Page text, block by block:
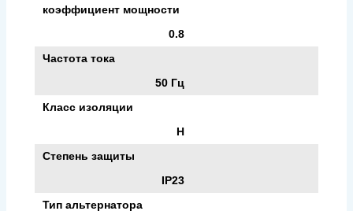
коэффициент мощности
0.8
Частота тока
50 Гц
Класс изоляции
H
Степень защиты
IP23
Тип альтернатора